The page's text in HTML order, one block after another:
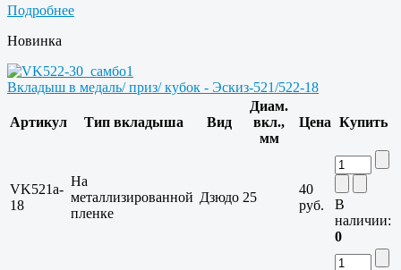
Подробнее
Новинка
Вкладыш в медаль/ приз/ кубок - Эскиз-521/522-18
Артикул Тип вкладыша Вид
Диам.
вкл.,
мм
Цена Купить
VK521a-
18
На
металлизированной
пленке
Дзюдо 25
40
руб.
В
наличии:
0